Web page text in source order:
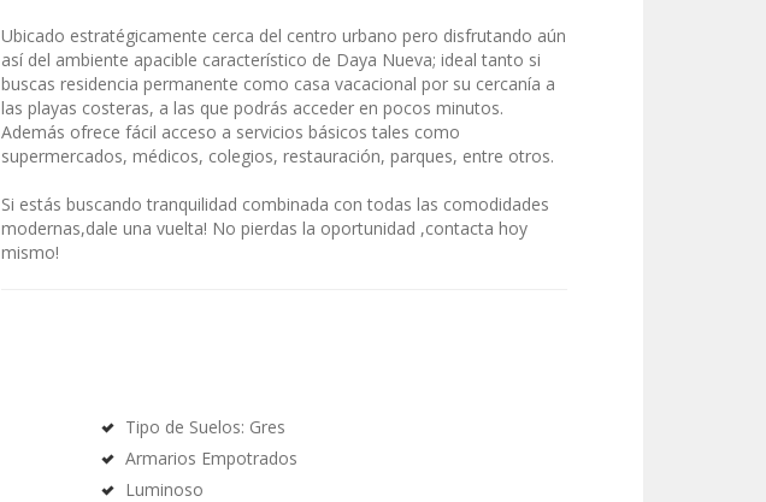
Ubicado estratégicamente cerca del centro urbano pero disfrutando aún
así del ambiente apacible característico de Daya Nueva; ideal tanto si
buscas residencia permanente como casa vacacional por su cercanía a
las playas costeras, a las que podrás acceder en pocos minutos.
Además ofrece fácil acceso a servicios básicos tales como
supermercados, médicos, colegios, restauración, parques, entre otros.
Si estás buscando tranquilidad combinada con todas las comodidades
modernas,dale una vuelta! No pierdas la oportunidad ,contacta hoy
mismo!
Tipo de Suelos: Gres
Armarios Empotrados
Luminoso